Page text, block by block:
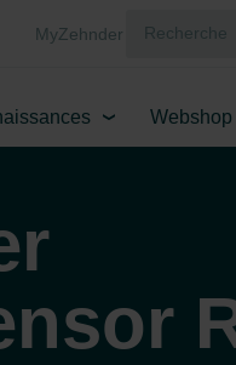
MyZehnder
Webshop